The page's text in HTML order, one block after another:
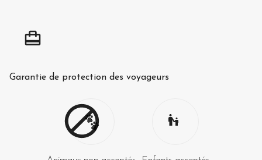
Garantie de protection des voyageurs